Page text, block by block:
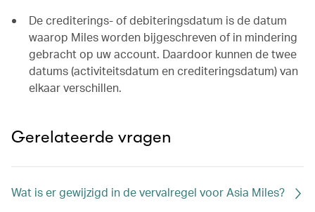
De crediterings- of debiteringsdatum is de datum
waarop Miles worden bijgeschreven of in mindering
gebracht op uw account. Daardoor kunnen de twee
datums (activiteitsdatum en crediteringsdatum) van
elkaar verschillen.
Gerelateerde vragen
Wat is er gewijzigd in de vervalregel voor Asia Miles?